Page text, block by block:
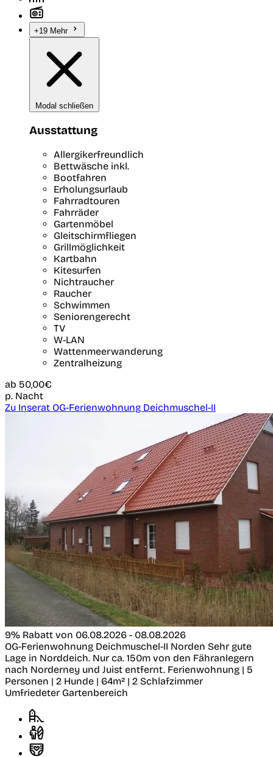
+19 Mehr
Modal schließen
Ausstattung
Allergikerfreundlich
Bettwäsche inkl.
Bootfahren
Erholungsurlaub
Fahrradtouren
Fahrräder
Gartenmöbel
Gleitschirmfliegen
Grillmöglichkeit
Kartbahn
Kitesurfen
Nichtraucher
Raucher
Schwimmen
Seniorengerecht
TV
W-LAN
Wattenmeerwanderung
Zentralheizung
ab 50,00€
p. Nacht
Zu Inserat OG-Ferienwohnung Deichmuschel-II
9% Rabatt von 06.08.2026 - 08.08.2026
OG-Ferienwohnung Deichmuschel-II Norden Sehr gute
Lage in Norddeich. Nur ca. 150m von den Fähranlegern
nach Norderney und Juist entfernt. Ferienwohnung | 5
Personen | 2 Hunde | 64m² | 2 Schlafzimmer
Umfriedeter Gartenbereich